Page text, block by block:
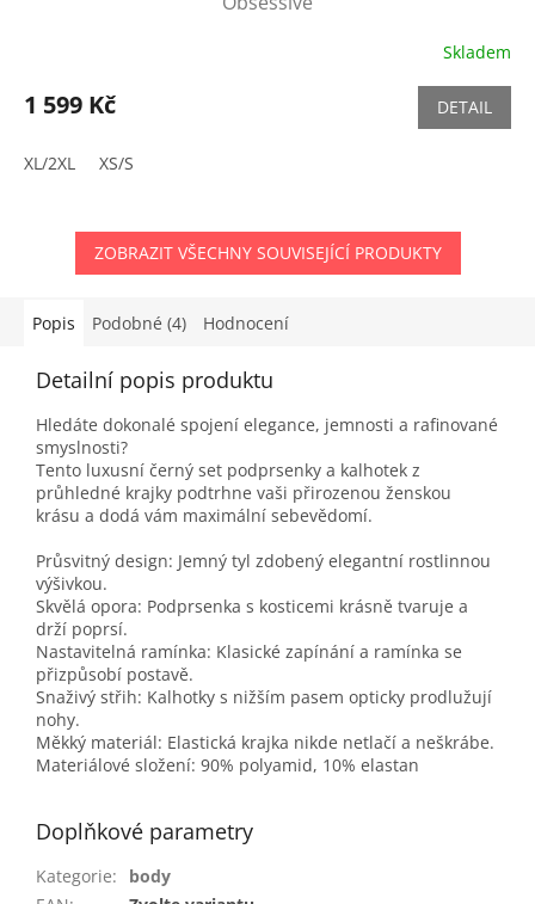
Skladem
1 599 Kč DETAIL
XL/2XL XS/S
ZOBRAZIT VŠECHNY SOUVISEJÍCÍ PRODUKTY
Popis Podobné (4) Hodnocení
Detailní popis produktu
Hledáte dokonalé spojení elegance, jemnosti a rafinované
smyslnosti?
Tento luxusní černý set podprsenky a kalhotek z
průhledné krajky podtrhne vaši přirozenou ženskou
krásu a dodá vám maximální sebevědomí.
Průsvitný design: Jemný tyl zdobený elegantní rostlinnou
výšivkou.
Skvělá opora: Podprsenka s kosticemi krásně tvaruje a
drží poprsí.
Nastavitelná ramínka: Klasické zapínání a ramínka se
přizpůsobí postavě.
Snaživý střih: Kalhotky s nižším pasem opticky prodlužují
nohy.
Měkký materiál: Elastická krajka nikde netlačí a neškrábe.
Materiálové složení: 90% polyamid, 10% elastan
Doplňkové parametry
Kategorie:
body